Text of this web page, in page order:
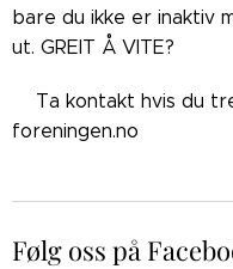
bare du ikke er inaktiv
ut. GREIT Å VITE?
👉🏼Ta kontakt hvis du
foreningen.no
Følg oss på